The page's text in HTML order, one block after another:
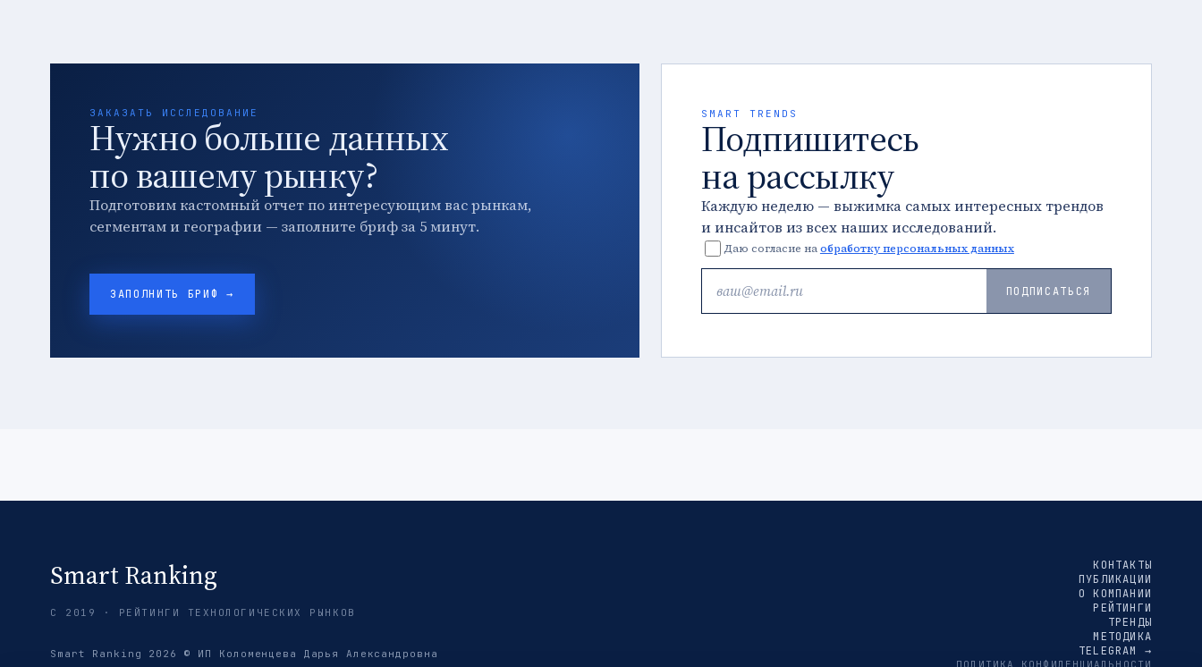
ЗАКАЗАТЬ ИССЛЕДОВАНИЕ
Нужно больше данных
по вашему рынку?
Подготовим кастомный отчет по интересующим вас рынкам,
сегментам и географии — заполните бриф за 5 минут.
ЗАПОЛНИТЬ БРИФ →
SMART TRENDS
Подпишитесь
на рассылку
Каждую неделю — выжимка самых интересных трендов
и инсайтов из всех наших исследований.
Даю согласие наобработку персональных данных
ПОДПИСАТЬСЯ
Smart Ranking
С 2019 · РЕЙТИНГИ ТЕХНОЛОГИЧЕСКИХ РЫНКОВ
Smart Ranking 2026 © ИП Коломенцева Дарья Александровна
КОНТАКТЫ
ПУБЛИКАЦИИ
О КОМПАНИИ
РЕЙТИНГИ
ТРЕНДЫ
МЕТОДИКА
TELEGRAM →
ПОЛИТИКА КОНФИДЕНЦИАЛЬНОСТИ